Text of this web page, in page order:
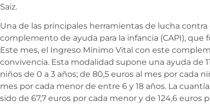
Saiz.
Una de las principales herramientas de lucha
complemento de ayuda para la infancia (CAPI),
Este mes, el Ingreso Mínimo Vital con este
convivencia. Esta modalidad supone una ayuda de
niños de 0 a 3 años; de 80,5 euros al mes por cada
mes por cada menor de entre 6 y 18 años. La
sido de 67,7 euros por cada menor y de 124,6 euros